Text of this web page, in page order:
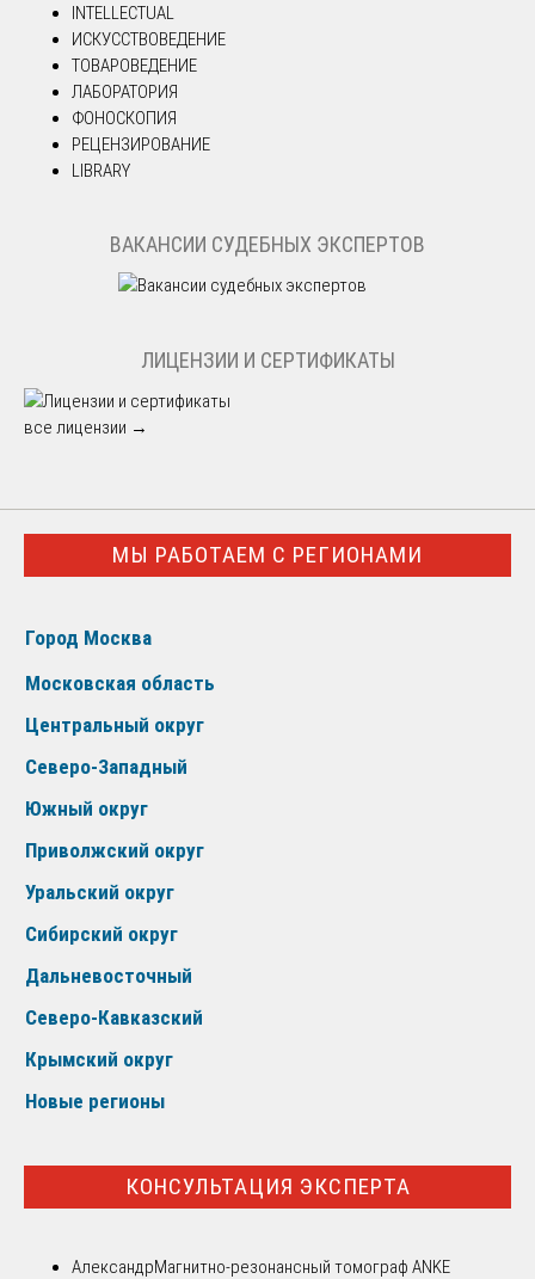
INTELLECTUAL
ИСКУССТВОВЕДЕНИЕ
ТОВАРОВЕДЕНИЕ
ЛАБОРАТОРИЯ
ФОНОСКОПИЯ
РЕЦЕНЗИРОВАНИЕ
LIBRARY
ВАКАНСИИ СУДЕБНЫХ ЭКСПЕРТОВ
ЛИЦЕНЗИИ И СЕРТИФИКАТЫ
все лицензии →
МЫ РАБОТАЕМ С РЕГИОНАМИ
Город Москва
Московская область
Центральный округ
Северо-Западный
Южный округ
Приволжский округ
Уральский округ
Сибирский округ
Дальневосточный
Северо-Кавказский
Крымский округ
Новые регионы
КОНСУЛЬТАЦИЯ ЭКСПЕРТА
АлександрМагнитно-резонансный томограф ANKE